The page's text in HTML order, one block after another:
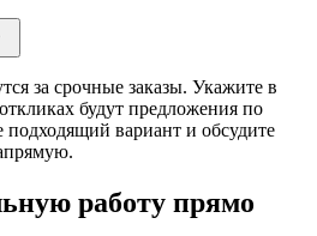
за срочные заказы. Укажите в
будут предложения по
вариант и обсудите
работу прямо